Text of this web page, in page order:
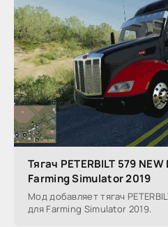
Тягач PETERBILT 579
Farming Simulator 2019
Мод добавляет тягач
для Farming Simulator 2019.